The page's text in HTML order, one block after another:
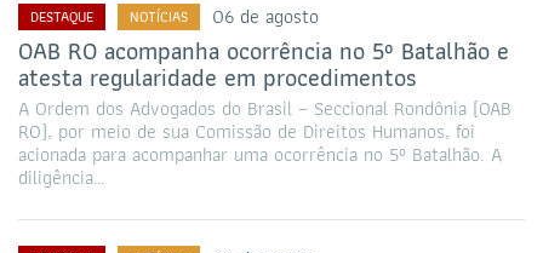
DESTAQUE NOTÍCIAS 06 de agosto
OAB RO acompanha ocorrência no 5º Batalhão e
atesta regularidade em procedimentos
A Ordem dos Advogados do Brasil – Seccional Rondônia (OAB
RO), por meio de sua Comissão de Direitos Humanos, foi
acionada para acompanhar uma ocorrência no 5º Batalhão. A
diligência…